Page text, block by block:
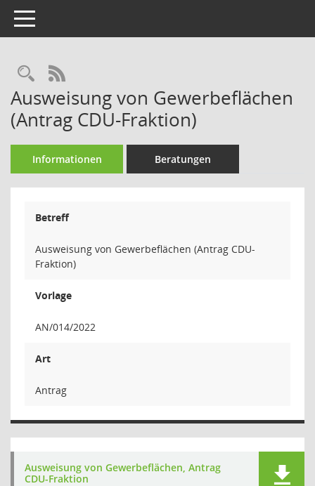
Toggle navigation
Rechercheauswahl
RSS-Feed
Ausweisung von Gewerbeflächen
(Antrag CDU-Fraktion)
Informationen Beratungen
Betreff
Ausweisung von Gewerbeflächen (Antrag CDU-
Fraktion)
Vorlage
AN/014/2022
Art
Antrag
Ausweisung von Gewerbeflächen, Antrag
CDU-Fraktion